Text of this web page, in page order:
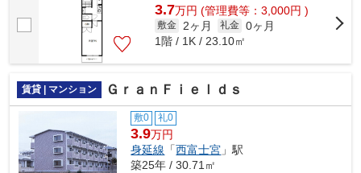
3.7万円 (管理費等：3,000円 )
敷金 2ヶ月 礼金 0ヶ月
1階 / 1K / 23.10㎡
賃貸 | マンション ＧｒａｎＦｉｅｌｄｓ
敷0 礼0
3.9万円
身延線 「西富士宮 」駅
築25年 / 30.71㎡